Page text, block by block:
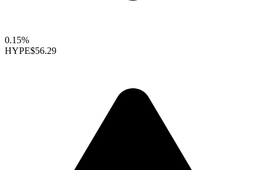
0.15%
HYPE$56.29